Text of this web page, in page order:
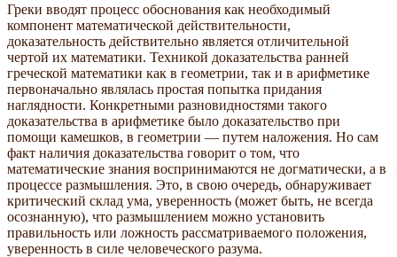
Греки вводят процесс обоснования как необходимый
компонент математической действительности,
доказательность действительно является отличительной
чертой их математики. Техникой доказательства ранней
греческой математики как в геометрии, так и в арифметике
первоначально являлась простая попытка придания
наглядности. Конкретными разновидностями такого
доказательства в арифметике было доказательство при
помощи камешков, в геометрии — путем наложения. Но сам
факт наличия доказательства говорит о том, что
математические знания воспринимаются не догматически, а в
процессе размышления. Это, в свою очередь, обнаруживает
критический склад ума, уверенность (может быть, не всегда
осознанную), что размышлением можно установить
правильность или ложность рассматриваемого положения,
уверенность в силе человеческого разума.